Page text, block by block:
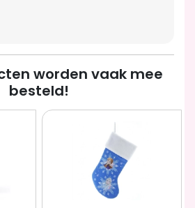
worden vaak mee
besteld!